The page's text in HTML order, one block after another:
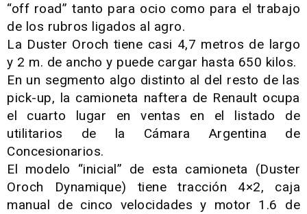
“off road” tanto para ocio como para el trabajo
de los rubros ligados al agro.
La Duster Oroch tiene casi 4,7 metros de largo
y 2 m. de ancho y puede cargar hasta 650 kilos.
En un segmento algo distinto al del resto de las
pick-up, la camioneta naftera de Renault ocupa
el cuarto lugar en ventas en el listado de
utilitarios de la Cámara Argentina de
Concesionarios.
El modelo “inicial” de esta camioneta (Duster
Oroch Dynamique) tiene tracción 4×2, caja
manual de cinco velocidades y motor 1.6 de